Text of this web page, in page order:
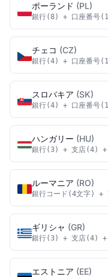
ポーランド (PL)
銀行(8) + 口座番号
チェコ (CZ)
銀行(4) + 口座番号
スロバキア (SK)
銀行(4) + 口座番号
ハンガリー (HU)
銀行(3) + 支店(4) +
ルーマニア (RO)
銀行コード(4文字) +
ギリシャ (GR)
銀行(3) + 支店(4) +
エストニア (EE)